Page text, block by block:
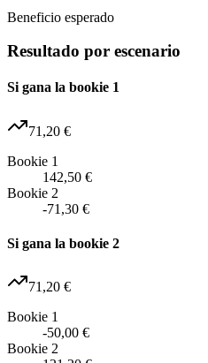
Beneficio esperado
Resultado por escenario
Si gana la bookie 1
71,20 €
Bookie 1
142,50 €
Bookie 2
-71,30 €
Si gana la bookie 2
71,20 €
Bookie 1
-50,00 €
Bookie 2